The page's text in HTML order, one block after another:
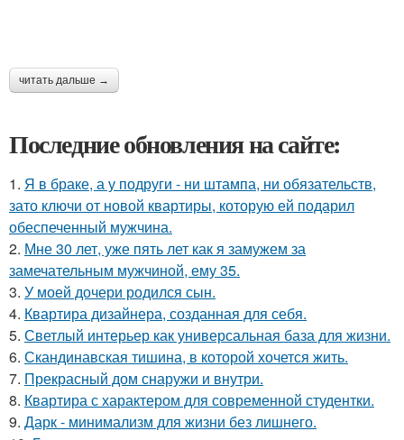
читать дальше →
Последние обновления на сайте:
1. Я в браке, а у подруги - ни штампа, ни обязательств,
зато ключи от новой квартиры, которую ей подарил
обеспеченный мужчина.
2. Мне 30 лет, уже пять лет как я замужем за
замечательным мужчиной, ему 35.
3. У моей дочери родился сын.
4. Квартира дизайнера, созданная для себя.
5. Светлый интерьер как универсальная база для жизни.
6. Скандинавская тишина, в которой хочется жить.
7. Прекрасный дом снаружи и внутри.
8. Квартира с характером для современной студентки.
9. Дарк - минимализм для жизни без лишнего.